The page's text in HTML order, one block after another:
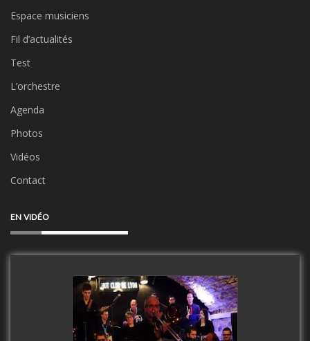
Espace musiciens
Fil d’actualités
Test
L’orchestre
Agenda
Photos
Vidéos
Contact
EN VIDÉO
Clip Only Big Band 2019
watch video